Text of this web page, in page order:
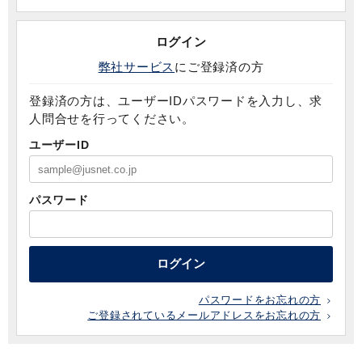
ログイン
弊社サービス にご登録済の方
登録済の方は、ユーザーIDパスワードを入力し、求
人問合せを行ってください。
ユーザーID
パスワード
ログイン
パスワードをお忘れの方
ご登録されているメールアドレスをお忘れの方